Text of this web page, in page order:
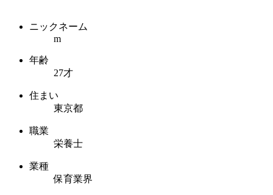
ニックネーム
m
年齢
27才
住まい
東京都
職業
栄養士
業種
保育業界